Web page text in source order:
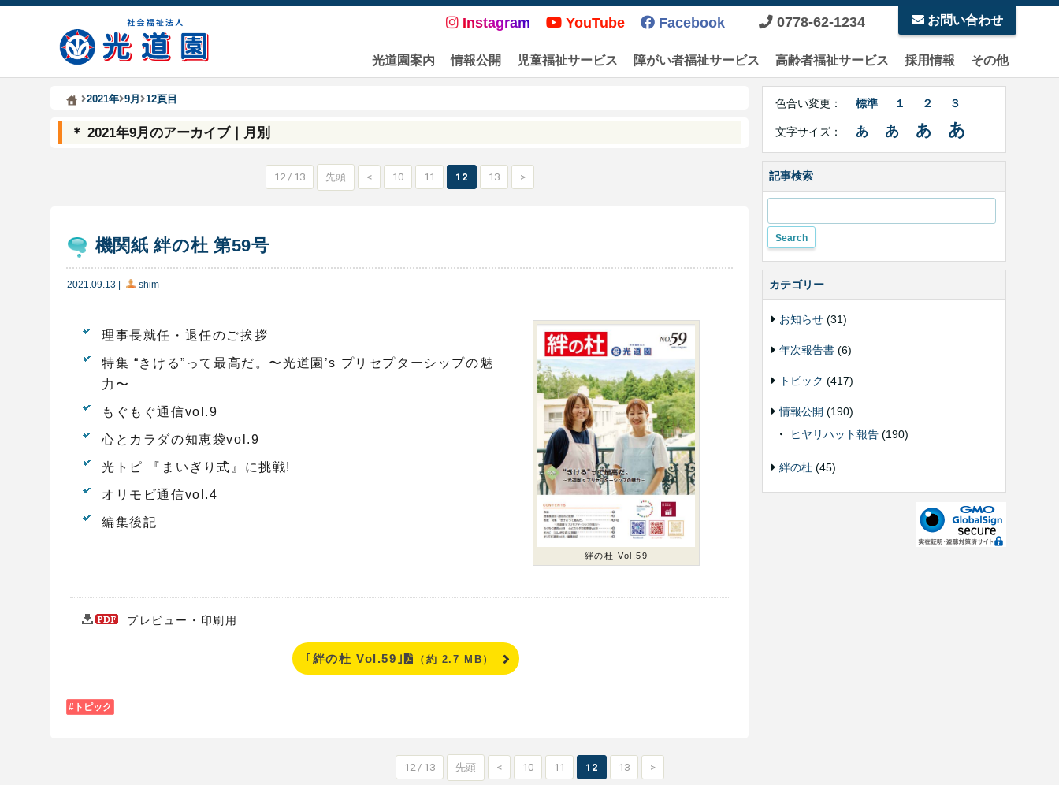
Instagram YouTube Facebook 0778-62-1234 お問い合わせ
光道園案内 情報公開 児童福祉サービス 障がい者福祉サービス 高齢者福祉サービス 採用情報 その他
Kodoen | Breadcrumbs list
社会福祉法人 光道園
2021年 9月 12頁目
＊ 2021年9月のアーカイブ｜月別
12 / 13 先頭 < 10 11 12 13 >
機関紙 絆の杜 第59号
2021.09.13 shim
理事長就任・退任のご挨拶
特集 “きける”って最高だ。〜光道園’s プリセプターシップの魅
力〜
もぐもぐ通信vol.9
心とカラダの知恵袋vol.9
光トピ 『まいぎり式』に挑戦!
オリモビ通信vol.4
編集後記
絆の杜 Vol.59
プレビュー・印刷用
｢絆の杜 Vol.59｣ （約 2.7 MB）
トピック
Right
Side
色
合
変
色合い変更： 標準 １ ２ ３
文字サイズ： あ あ あ あ
記事検索
カテゴリー
お知らせ (31)
年次報告書 (6)
トピック (417)
情報公開 (190)
ヒヤリハット報告 (190)
絆の杜 (45)
12 / 13 先頭 < 10 11 12 13 >